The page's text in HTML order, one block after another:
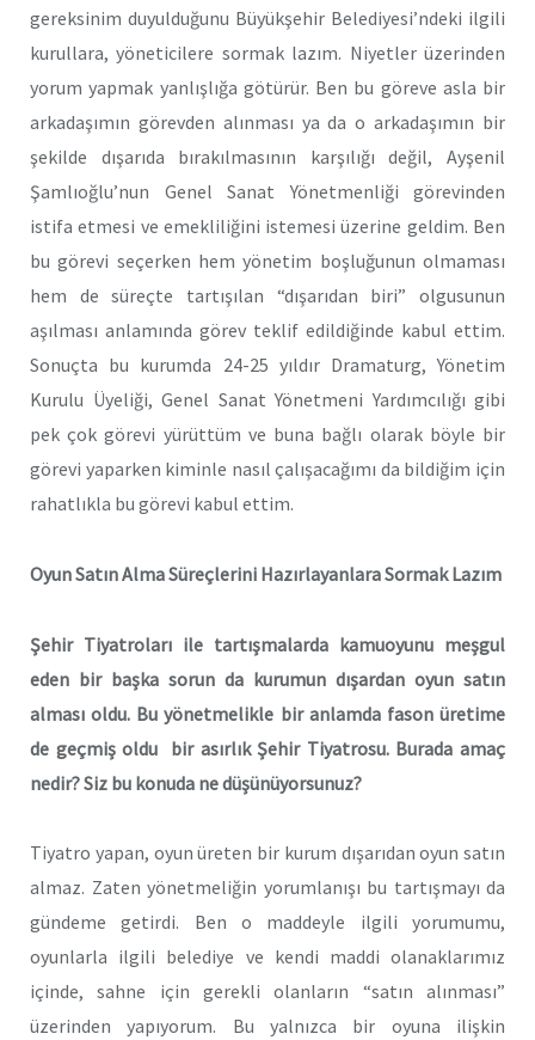
gereksinim duyulduğunu Büyükşehir Belediyesi’ndeki ilgili
kurullara, yöneticilere sormak lazım. Niyetler üzerinden
yorum yapmak yanlışlığa götürür. Ben bu göreve asla bir
arkadaşımın görevden alınması ya da o arkadaşımın bir
şekilde dışarıda bırakılmasının karşılığı değil, Ayşenil
Şamlıoğlu’nun Genel Sanat Yönetmenliği görevinden
istifa etmesi ve emekliliğini istemesi üzerine geldim. Ben
bu görevi seçerken hem yönetim boşluğunun olmaması
hem de süreçte tartışılan “dışarıdan biri” olgusunun
aşılması anlamında görev teklif edildiğinde kabul ettim.
Sonuçta bu kurumda 24-25 yıldır Dramaturg, Yönetim
Kurulu Üyeliği, Genel Sanat Yönetmeni Yardımcılığı gibi
pek çok görevi yürüttüm ve buna bağlı olarak böyle bir
görevi yaparken kiminle nasıl çalışacağımı da bildiğim için
rahatlıkla bu görevi kabul ettim.
Oyun Satın Alma Süreçlerini Hazırlayanlara Sormak Lazım
Şehir Tiyatroları ile tartışmalarda kamuoyunu meşgul
eden bir başka sorun da kurumun dışardan oyun satın
alması oldu. Bu yönetmelikle bir anlamda fason üretime
de geçmiş oldu bir asırlık Şehir Tiyatrosu. Burada amaç
nedir? Siz bu konuda ne düşünüyorsunuz?
Tiyatro yapan, oyun üreten bir kurum dışarıdan oyun satın
almaz. Zaten yönetmeliğin yorumlanışı bu tartışmayı da
gündeme getirdi. Ben o maddeyle ilgili yorumumu,
oyunlarla ilgili belediye ve kendi maddi olanaklarımız
içinde, sahne için gerekli olanların “satın alınması”
üzerinden yapıyorum. Bu yalnızca bir oyuna ilişkin